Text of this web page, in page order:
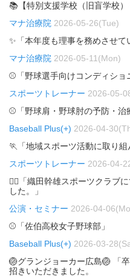
📚【特別支援学校（旧盲学校
マナ治療院 2026-05-26(Tue)
✨「本年度も理事を務めさせて
マナ治療院 2026-05-11(Mon)
⚾「野球選手向けコンディショ
スポーツトレーナー 2026-05-
⚾「野球肩・野球肘の予防・治
Baseball Plus(+) 2026-04-
🏃「地域スポーツ活動に取り組
スポーツトレーナー 2026-04-
🏃‍♂️「織田幹雄スポーツクラブ
した。」
公演・セミナー 2026-04-
⚾「佐伯高校女子野球部」
Baseball Plus(+) 2026-03-
🏐グランジョーカー広島🏐 「
招きいただきました。